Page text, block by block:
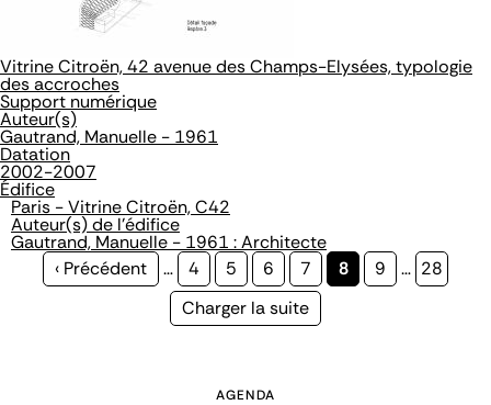
Vitrine Citroën, 42 avenue des Champs-Elysées, typologie
des accroches
Support numérique
Auteur(s)
Gautrand, Manuelle - 1961
Datation
2002-2007
Édifice
Paris - Vitrine Citroën, C42
Auteur(s) de l'édifice
Gautrand, Manuelle - 1961 : Architecte
Page
‹ Précédent … Page
4 Page
5 Page
6 Page
7
Page
8 Page
9 … Page
28
Page
Charger la suite
AGENDA